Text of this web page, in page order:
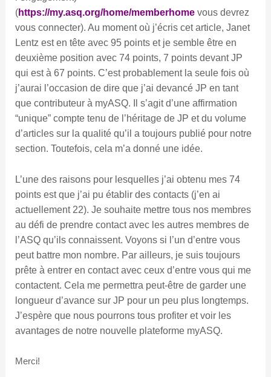
(https://my.asq.org/home/memberhomevous devrez
vous connecter). Au moment où j’écris cet article, Janet
Lentz est en tête avec 95 points et je semble être en
deuxième position avec 74 points, 7 points devant JP
qui est à 67 points. C’est probablement la seule fois où
j’aurai l’occasion de dire que j’ai devancé JP en tant
que contributeur à myASQ. Il s’agit d’une affirmation
“unique” compte tenu de l’héritage de JP et du volume
d’articles sur la qualité qu’il a toujours publié pour notre
section. Toutefois, cela m’a donné une idée.
L’une des raisons pour lesquelles j’ai obtenu mes 74
points est que j’ai pu établir des contacts (j’en ai
actuellement 22). Je souhaite mettre tous nos membres
au défi de prendre contact avec les autres membres de
l’ASQ qu’ils connaissent. Voyons si l’un d’entre vous
peut battre mon nombre. Par ailleurs, je suis toujours
prête à entrer en contact avec ceux d’entre vous qui me
contactent. Cela me permettra peut-être de garder une
longueur d’avance sur JP pour un peu plus longtemps.
J’espère que nous pourrons tous profiter et voir les
avantages de notre nouvelle plateforme myASQ.
Merci!